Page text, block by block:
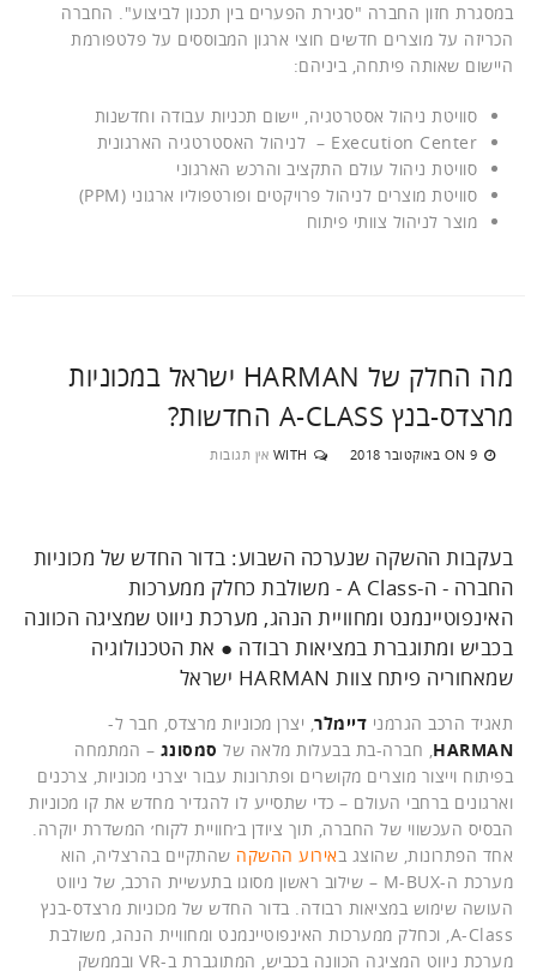
במסגרת חזון החברה "סגירת הפערים בין תכנון לביצוע". החברה
הכריזה על מוצרים חדשים חוצי ארגון המבוססים על פלטפורמת
היישום שאותה פיתחה, ביניהם:
סוויטת ניהול אסטרטגיה, יישום תכניות עבודה וחדשנות
Execution Center – לניהול האסטרטגיה הארגונית
סוויטת ניהול עולם התקציב והרכש הארגוני
סוויטת מוצרים לניהול פרויקטים ופורטפוליו ארגוני (PPM)
מוצר לניהול צוותי פיתוח
מה החלק של HARMAN ישראל במכוניות
מרצדס-בנץ A-CLASS החדשות?
ON 9 באוקטובר 2018 WITH אין תגובות
בעקבות ההשקה שנערכה השבוע: בדור החדש של מכוניות
החברה - ה-A Class - משולבת כחלק ממערכות
האינפוטיינמנט ומחוויית הנהג, מערכת ניווט שמציגה הכוונה
בכביש ומתוגברת במציאות רבודה ● את הטכנולוגיה
שמאחוריה פיתח צוות HARMAN ישראל
תאגיד הרכב הגרמני דיימלר, יצרן מכוניות מרצדס, חבר ל-
HARMAN, חברה-בת בבעלות מלאה של סמסונג – המתמחה
בפיתוח וייצור מוצרים מקושרים ופתרונות עבור יצרני מכוניות, צרכנים
וארגונים ברחבי העולם – כדי שתסייע לו להגדיר מחדש את קו מכוניות
הבסיס העכשווי של החברה, תוך ציודן ב׳חוויית לקוח׳ המשדרת יוקרה.
אחד הפתרונות, שהוצג באירוע ההשקה שהתקיים בהרצליה, הוא
מערכת ה-M-BUX – שילוב ראשון מסוגו בתעשיית הרכב, של ניווט
העושה שימוש במציאות רבודה. בדור החדש של מכוניות מרצדס-בנץ
A-Class, וכחלק ממערכות האינפוטיינמנט ומחוויית הנהג, משולבת
מערכת ניווט המציגה הכוונה בכביש, המתוגברת ב-VR ובממשק